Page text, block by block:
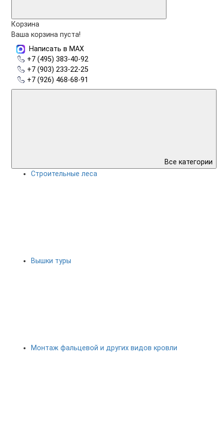
Корзина
Ваша корзина пуста!
Написать в MAX
+7 (495) 383-40-92
+7 (903) 233-22-25
+7 (926) 468-68-91
Все категории
Строительные леса
Вышки туры
Монтаж фальцевой и других видов кровли